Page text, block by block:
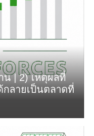
น | 2) เหตุผลที่
กลายเป็นตลาดที่